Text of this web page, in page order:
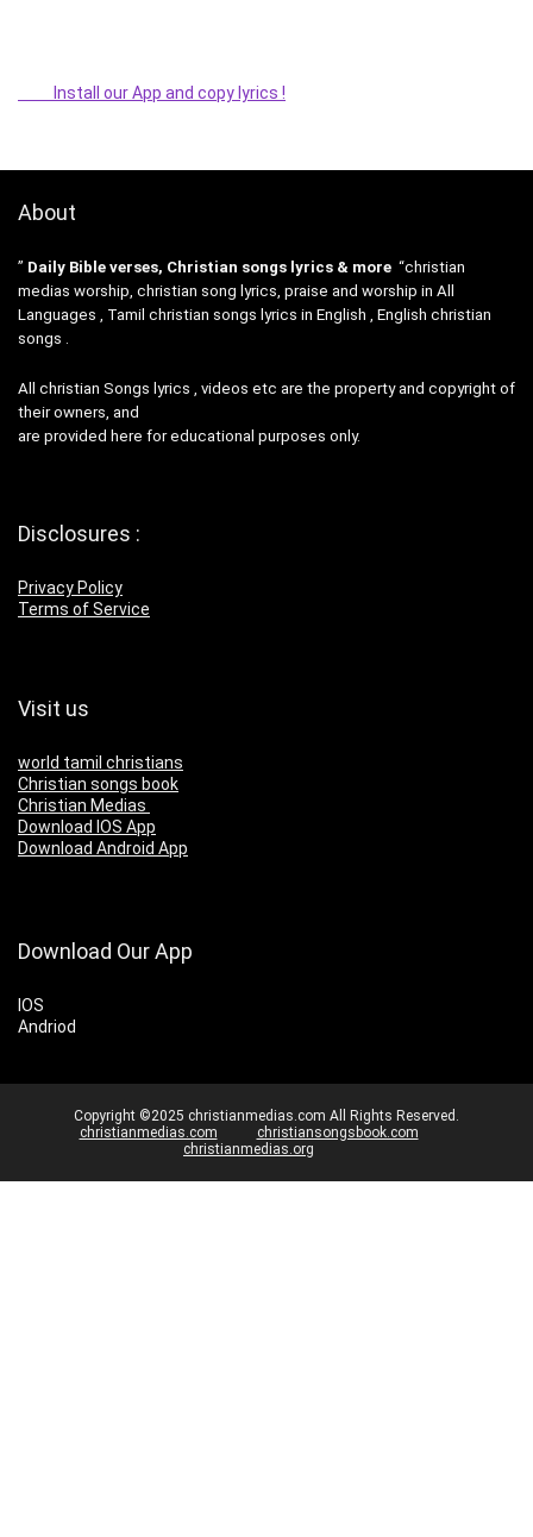
Install our App and copy lyrics !
About
” Daily Bible verses, Christian songs lyrics & more “christian
medias worship, christian song lyrics, praise and worship in All
Languages , Tamil christian songs lyrics in English , English christian
songs .
All christian Songs lyrics , videos etc are the property and copyright of
their owners, and
are provided here for educational purposes only.
Disclosures :
Privacy Policy
Terms of Service
Visit us
world tamil christians
Christian songs book
Christian Medias
Download IOS App
Download Android App
Download Our App
IOS
Andriod
Copyright ©2025 christianmedias.com All Rights Reserved.
christianmedias.com
christiansongsbook.com
christianmedias.org